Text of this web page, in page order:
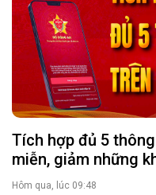
Tích hợp đủ 5
miễn, giảm những
Hôm qua, lúc 09:48